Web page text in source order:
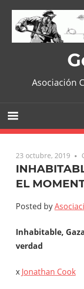
content
Asociación
23 octubre, 2019
EL
Posted by
Inhabitable,
verdad
x Jonathan Cook